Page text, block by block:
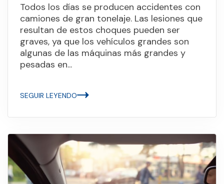
Todos los días se producen accidentes con
camiones de gran tonelaje. Las lesiones que
resultan de estos choques pueden ser
graves, ya que los vehículos grandes son
algunas de las máquinas más grandes y
pesadas en...
SEGUIR LEYENDO